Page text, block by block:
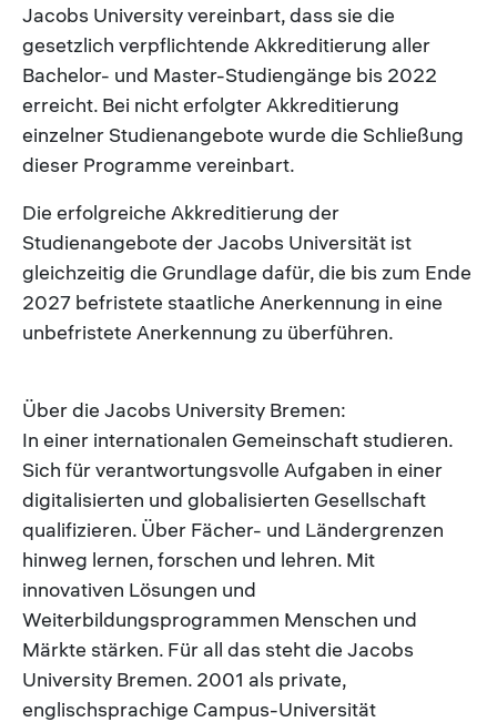
Jacobs University vereinbart, dass sie die
gesetzlich verpflichtende Akkreditierung aller
Bachelor- und Master-Studiengänge bis 2022
erreicht. Bei nicht erfolgter Akkreditierung
einzelner Studienangebote wurde die Schließung
dieser Programme vereinbart.
Die erfolgreiche Akkreditierung der
Studienangebote der Jacobs Universität ist
gleichzeitig die Grundlage dafür, die bis zum Ende
2027 befristete staatliche Anerkennung in eine
unbefristete Anerkennung zu überführen.
Über die Jacobs University Bremen:
In einer internationalen Gemeinschaft studieren.
Sich für verantwortungsvolle Aufgaben in einer
digitalisierten und globalisierten Gesellschaft
qualifizieren. Über Fächer- und Ländergrenzen
hinweg lernen, forschen und lehren. Mit
innovativen Lösungen und
Weiterbildungsprogrammen Menschen und
Märkte stärken. Für all das steht die Jacobs
University Bremen. 2001 als private,
englischsprachige Campus-Universität